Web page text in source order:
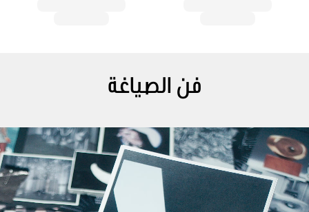
فن الصياغة